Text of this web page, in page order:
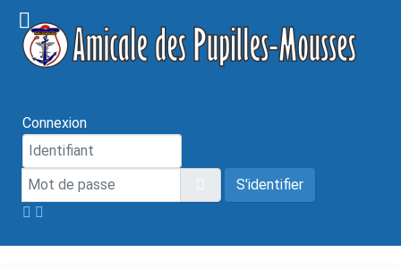
Connexion
Mot de passe Afficher le mot de passe
S'identifier
précédente
précédent
suivante
suivant